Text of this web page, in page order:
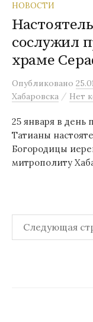
НОВОСТИ
сослужил
храме
Опубликовано
Хабаровска / Нет
25 января в день
Татианы
Богородицы
митрополиту
Навигация
по
Следующая